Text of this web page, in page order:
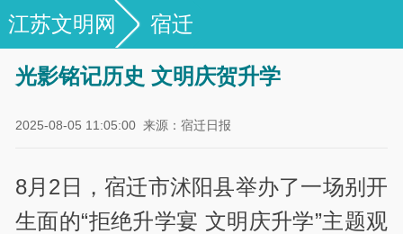
江苏文明网 宿迁
光影铭记历史 文明庆贺升学
2025-08-05 11:05:00 来源：宿迁日报
8月2日，宿迁市沭阳县举办了一场别开
生面的“拒绝升学宴 文明庆升学”主题观